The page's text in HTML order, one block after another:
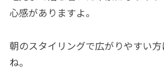
心感がありますよ。
朝のスタイリングで広がりやすい
ね。